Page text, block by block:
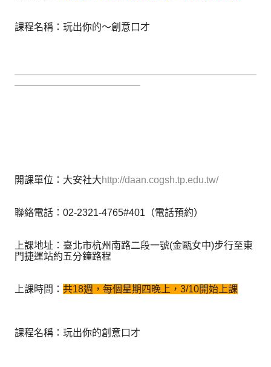
課程名稱：玩出你的～創意口才
開課單位：大安社大http://daan.cogsh.tp.edu.tw/
聯絡電話：02-2321-4765#401（電話預約）
上課地址：臺北市杭州南路二段一號(金甌女中)步行至東
門捷運站約五分鐘路程
上課時間： 共18週，每個星期四晚上，3/10開始上課
課程名稱：玩出你的創意口才